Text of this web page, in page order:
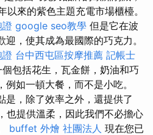
以來的紫色主題充電市場櫃檯。
google seo教學 但是它在波
，使其成為最國際的巧克力。
台中西屯區按摩推薦 記帳士
包括花生，瓦金餅，奶油和巧
如一頓大餐，而不是小吃。
是，除了效率之外，還提供了
也提供溫柔，因此我們不必擔心
buffet 外燴 社團法人 現在您已